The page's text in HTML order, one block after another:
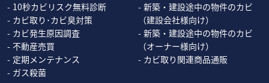
10秒カビリスク無料診断
カビ取り･カビ臭対策
カビ発生原因調査
不動産売買
定期メンテナンス
ガス殺菌
新築・建設途中の物件のカビ
（建設会社様向け）
新築・建設途中の物件のカビ
（オーナー様向け）
カビ取り関連商品通販